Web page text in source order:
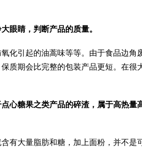
眼睛，判断产品的质量。
化引起的油蒿味等等。由于食品边角
质期会比完整的包装产品更短。在很
心糖果之类产品的碎渣，属于高热量
有大量脂肪和糖，加上面粉，并不是